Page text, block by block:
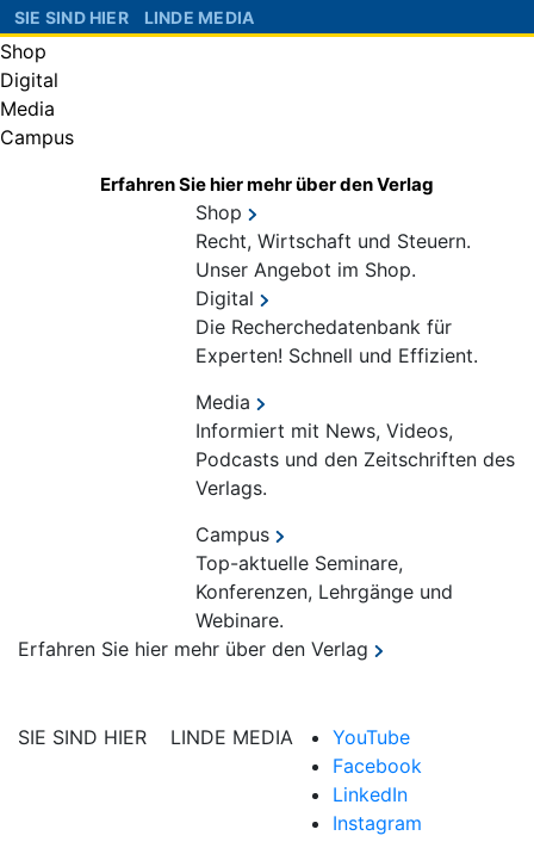
SIE SIND HIER LINDE MEDIA
Shop
Digital
Media
Campus
Erfahren Sie hier mehr über den Verlag
Shop
Recht, Wirtschaft und Steuern.
Unser Angebot im Shop.
Digital
Die Recherchedatenbank für
Experten! Schnell und Effizient.
Media
Informiert mit News, Videos,
Podcasts und den Zeitschriften des
Verlags.
Campus
Top-aktuelle Seminare,
Konferenzen, Lehrgänge und
Webinare.
Erfahren Sie hier mehr über den Verlag
SIE SIND HIER LINDE MEDIA
YouTube
Facebook
LinkedIn
Instagram